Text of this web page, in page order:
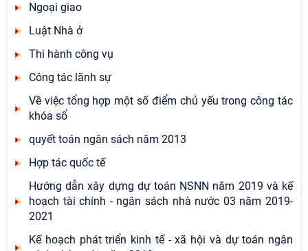
Ngoại giao
Luật Nhà ở
Thi hành công vụ
Công tác lãnh sự
Về việc tổng hợp một số điểm chủ yếu trong công tác
khóa sổ
quyết toán ngân sách năm 2013
Hợp tác quốc tế
Hướng dẫn xây dựng dự toán NSNN năm 2019 và kế
hoạch tài chính - ngân sách nhà nước 03 năm 2019-
2021
Kế hoạch phát triển kinh tế - xã hội và dự toán ngân